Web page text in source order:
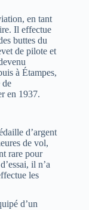
en tant
Il effectue
buttes du
de pilote et
à Étampes,
de
en 1937.
d’argent
de vol,
rare pour
il n’a
les
d’un